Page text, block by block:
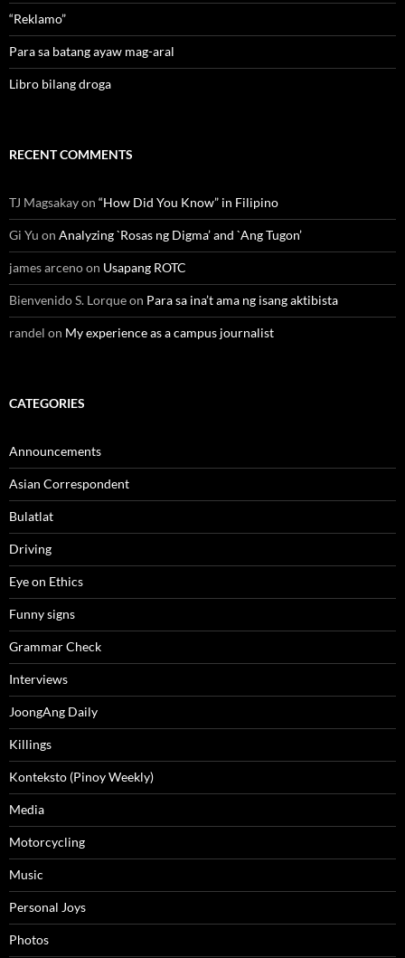
“Reklamo”
Para sa batang ayaw mag-aral
Libro bilang droga
RECENT COMMENTS
TJ Magsakayon “How Did You Know” in Filipino
Gi Yu on Analyzing `Rosas ng Digma’ and `Ang Tugon’
james arcenoon Usapang ROTC
Bienvenido S. Lorqueon Para sa ina’t ama ng isang aktibista
randel on My experience as a campus journalist
CATEGORIES
Announcements
Asian Correspondent
Bulatlat
Driving
Eye on Ethics
Funny signs
Grammar Check
Interviews
JoongAng Daily
Killings
Konteksto (Pinoy Weekly)
Media
Motorcycling
Music
Personal Joys
Photos